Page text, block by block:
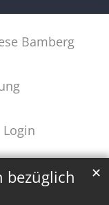
bezüglich
✕
Bamberg
Login